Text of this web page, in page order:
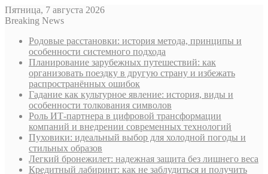
Пятница, 7 августа 2026
Breaking News
Родовые расстановки: история метода, принципы и
особенности системного подхода
Планирование зарубежных путешествий: как
организовать поездку в другую страну и избежать
распространённых ошибок
Гадание как культурное явление: история, виды и
особенности толкования символов
Роль ИТ-партнера в цифровой трансформации
компаний и внедрении современных технологий
Пуховики: идеальный выбор для холодной погоды и
стильных образов
Легкий бронежилет: надежная защита без лишнего веса
Кредитный лабиринт: как не заблудиться и получить